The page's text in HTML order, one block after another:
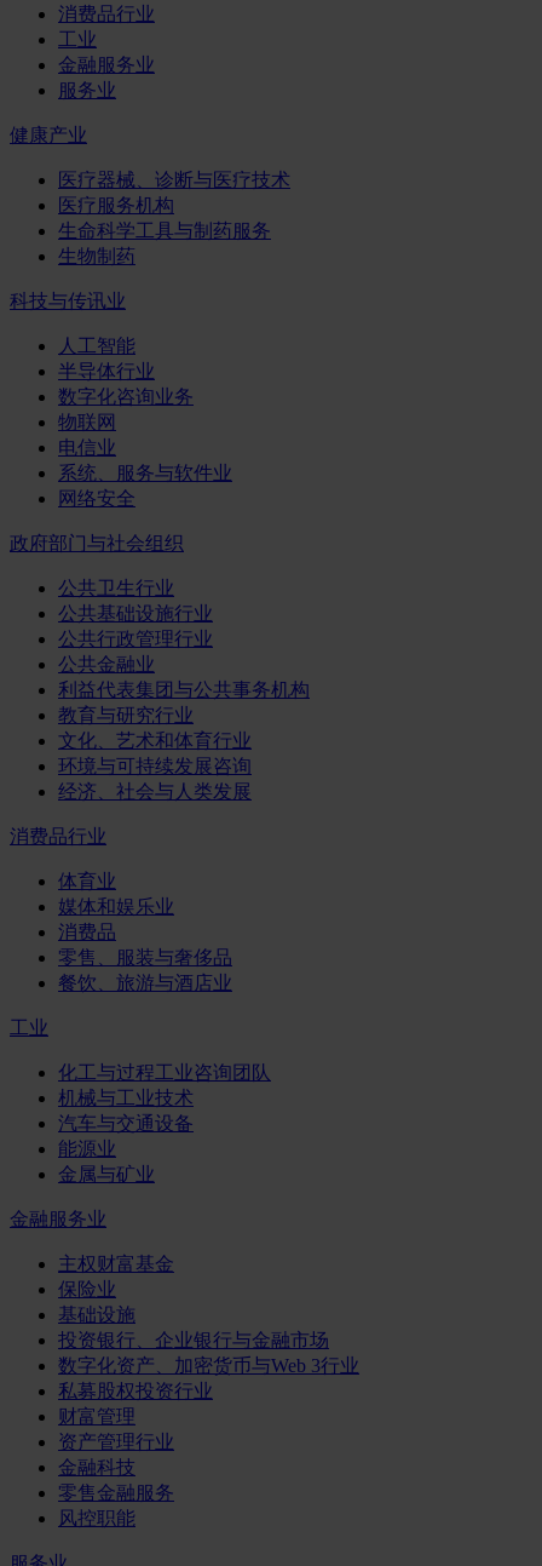
消费品行业
工业
金融服务业
服务业
健康产业
医疗器械、诊断与医疗技术
医疗服务机构
生命科学工具与制药服务
生物制药
科技与传讯业
人工智能
半导体行业
数字化咨询业务
物联网
电信业
系统、服务与软件业
网络安全
政府部门与社会组织
公共卫生行业
公共基础设施行业
公共行政管理行业
公共金融业
利益代表集团与公共事务机构
教育与研究行业
文化、艺术和体育行业
环境与可持续发展咨询
经济、社会与人类发展
消费品行业
体育业
媒体和娱乐业
消费品
零售、服装与奢侈品
餐饮、旅游与酒店业
工业
化工与过程工业咨询团队
机械与工业技术
汽车与交通设备
能源业
金属与矿业
金融服务业
主权财富基金
保险业
基础设施
投资银行、企业银行与金融市场
数字化资产、加密货币与Web 3行业
私募股权投资行业
财富管理
资产管理行业
金融科技
零售金融服务
风控职能